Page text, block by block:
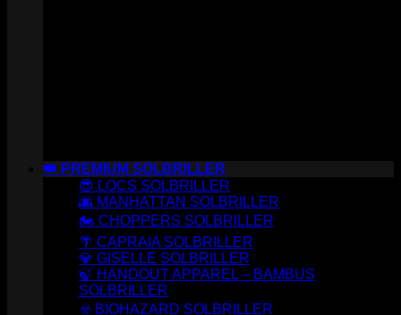
👑 PREMIUM SOLBRILLER
😎 LOCS SOLBRILLER
🌆 MANHATTAN SOLBRILLER
🏍️ CHOPPERS SOLBRILLER
🌴 CAPRAIA SOLBRILLER
💎 GISELLE SOLBRILLER
🍃 HANDOUT APPAREL – BAMBUS
SOLBRILLER
☣️ BIOHAZARD SOLBRILLER